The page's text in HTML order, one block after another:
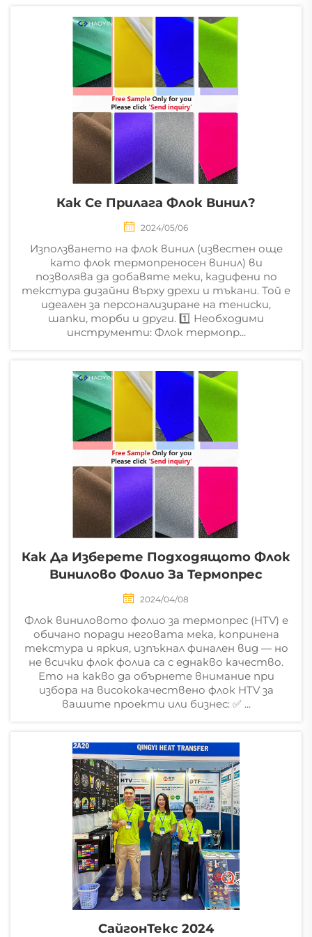
ръководител за
материали за
топлина. Първият
ключов стъп?
Избирането на...
Как Се Прилага Флок Винил?
2024/05/06
Използването на флок винил (известен още
като флок термопреносен винил) ви
позволява да добавяте меки, кадифени по
текстура дизайни върху дрехи и тъкани. Той е
идеален за персонализиране на тениски,
шапки, торби и други. 1️⃣ Необходими
инструменти: Флок термопр...
Как Да Изберете Подходящото Флок
Винилово Фолио За Термопрес
2024/04/08
Флок виниловото фолио за термопрес (HTV) е
обичано поради неговата мека, копринена
текстура и яркия, изпъкнал финален вид — но
не всички флок фолиа са с еднакво качество.
Ето на какво да обърнете внимание при
избора на висококачествено флок HTV за
вашите проекти или бизнес: ✅ ...
СайгонТекс 2024